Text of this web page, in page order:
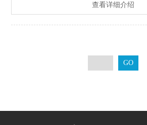
查看详细介绍